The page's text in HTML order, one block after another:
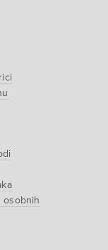
osobnih